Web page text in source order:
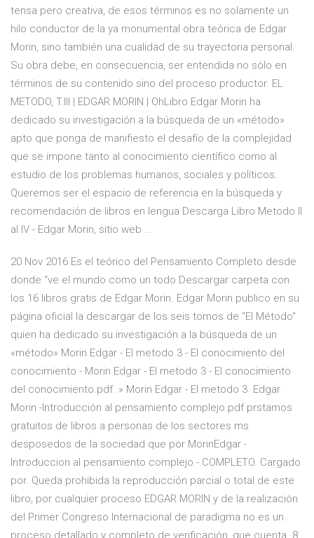
tensa pero creativa, de esos términos es no solamente un
hilo conductor de la ya monumental obra teórica de Edgar
Morin, sino también una cualidad de su trayectoria personal.
Su obra debe, en consecuencia, ser entendida no sólo en
términos de su contenido sino del proceso productor. EL
METODO, T.III | EDGAR MORIN | OhLibro Edgar Morin ha
dedicado su investigación a la búsqueda de un «método»
apto que ponga de manifiesto el desafío de la complejidad
que se impone tanto al conocimiento científico como al
estudio de los problemas humanos, sociales y políticos.
Queremos ser el espacio de referencia en la búsqueda y
recomendación de libros en lengua Descarga Libro Metodo II
al IV - Edgar Morin, sitio web ...
20 Nov 2016 Es el teórico del Pensamiento Completo desde
donde “ve el mundo como un todo Descargar carpeta con
los 16 libros gratis de Edgar Morin. Edgar Morin publico en su
página oficial la descargar de los seis tomos de "El Método"
quien ha dedicado su investigación a la búsqueda de un
«método» Morin Edgar - El metodo 3 - El conocimiento del
conocimiento - Morin Edgar - El metodo 3 - El conocimiento
del conocimiento.pdf. » Morin Edgar - El metodo 3 Edgar
Morin -Introducción al pensamiento complejo.pdf prstamos
gratuitos de libros a personas de los sectores ms
desposedos de la sociedad que por MorinEdgar -
Introduccion al pensamiento complejo - COMPLETO. Cargado
por. Queda prohibida la reproducción parcial o total de este
libro, por cualquier proceso EDGAR MORIN y de la realización
del Primer Congreso Internacional de paradigma no es un